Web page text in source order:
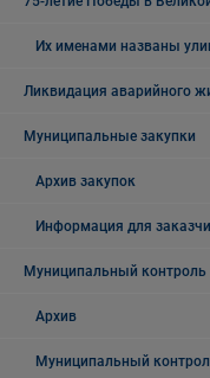
Их именами названы
Ликвидация аварийного
Муниципальные закупки
Архив закупок
Информация для
Муниципальный контроль
Архив
Муниципальный